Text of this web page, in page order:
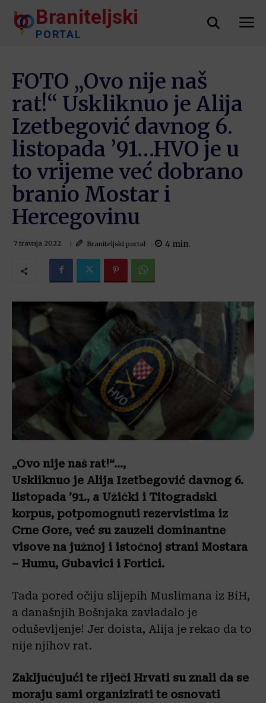
Braniteljski
PORTAL
FOTO „Ovo nije naš
rat!“ Uskliknuo je Alija
Izetbegović davnog 6.
listopada ’91…HVO je u
to vrijeme već dobrano
branio Mostar i
Hercegovinu
7 travnja 2022. Braniteljski portal 4 min.
„Ovo nije naš rat!“…,
Uskliknuo je Alija Izetbegović davnog 6.
listopada ’91., a Užički i Titogradski
korpus, potpomognuti rezervistima iz
Crne Gore, već su zauzeli dominantne
visove na južnoj i istočnoj strani Mostara
– Humu, Gubavici i Fortici.
Tada pored očiju slijepih Muslimana iz BiH,
a današnjih Bošnjaka zavladalo je
oduševljenje! Jer doista, Alija je rekao da to
nije njihov rat.
Zaključujući te riječi Hrvati su znali da se
moraju sami organizirati te osnovati